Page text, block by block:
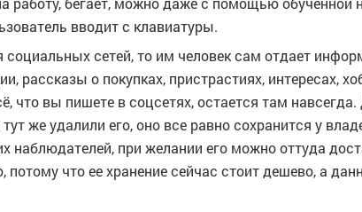
вводит с клавиатуры.
социальных сетей, то им человек сам отдает
рассказы о покупках, пристрастиях, интересах,
что вы пишете в соцсетях, остается там
же удалили его, оно все равно сохранится у
наблюдателей, при желании его можно оттуда
что ее хранение сейчас стоит дешево, а